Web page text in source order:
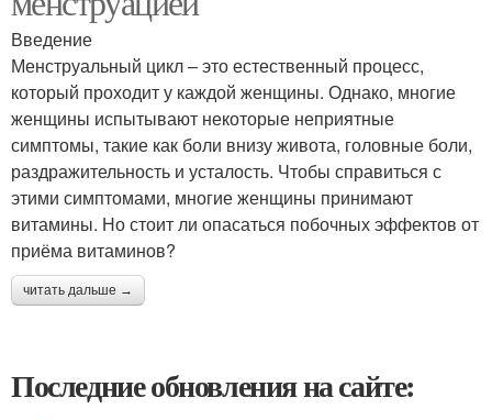
Введение
Менструальный цикл – это естественный процесс,
который проходит у каждой женщины. Однако, многие
женщины испытывают некоторые неприятные
симптомы, такие как боли внизу живота, головные боли,
раздражительность и усталость. Чтобы справиться с
этими симптомами, многие женщины принимают
витамины. Но стоит ли опасаться побочных эффектов от
приёма витаминов?
читать дальше →
Последние обновления на сайте: